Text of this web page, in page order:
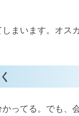
まいます。オス
ってる。でも、